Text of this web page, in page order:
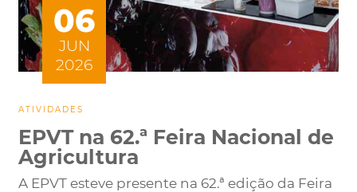
06
JUN
2026
ATIVIDADES
EPVT na 62.ª Feira Nacional de
Agricultura
A EPVT esteve presente na 62.ª edição da Feira